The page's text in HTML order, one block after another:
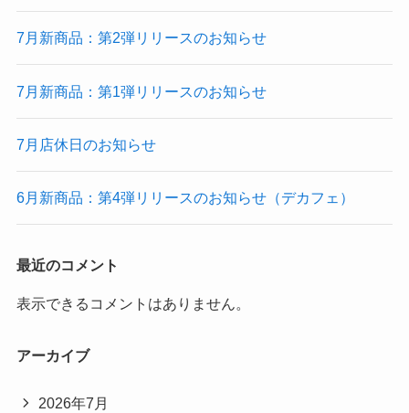
7月新商品：第2弾リリースのお知らせ
7月新商品：第1弾リリースのお知らせ
7月店休日のお知らせ
6月新商品：第4弾リリースのお知らせ（デカフェ）
最近のコメント
表示できるコメントはありません。
アーカイブ
2026年7月